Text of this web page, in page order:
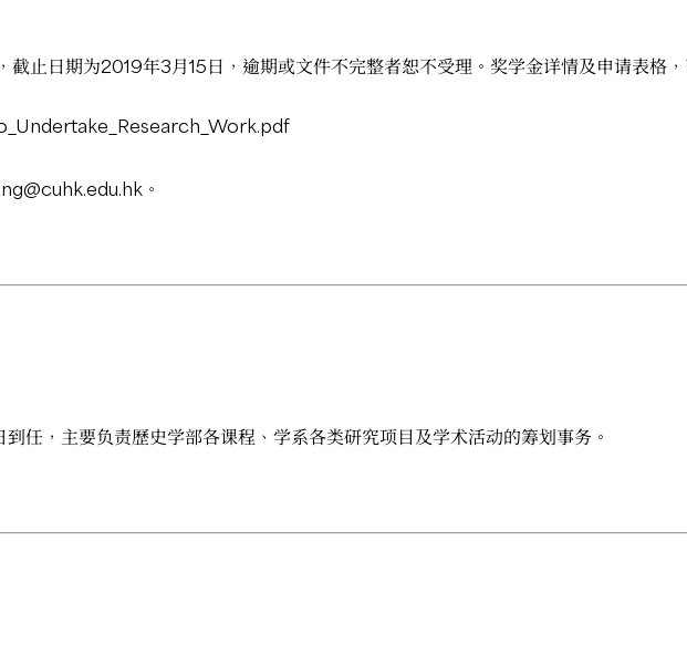
止日期为2019年3月15日，逾期或文件不完整者恕不受理。奖学金详情及申请表格，
。
任，主要负责歷史学部各课程、学系各类研究项目及学术活动的筹划事务。